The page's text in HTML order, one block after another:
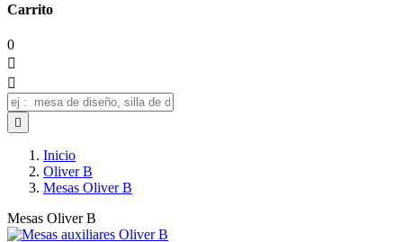
Carrito
0



Inicio
Oliver B
Mesas Oliver B
Mesas Oliver B